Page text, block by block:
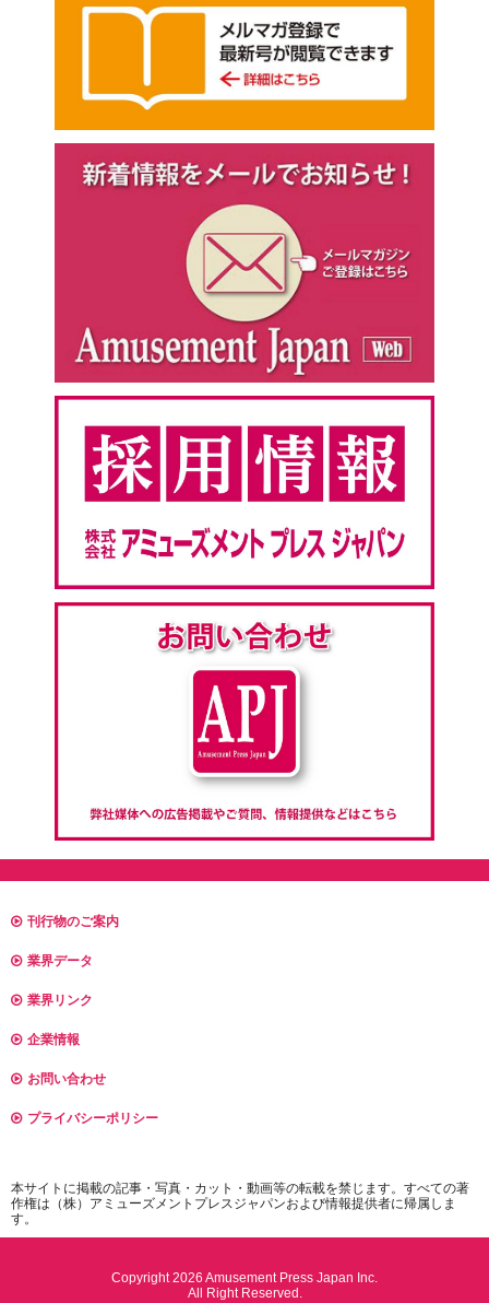
刊行物のご案内
業界データ
業界リンク
企業情報
お問い合わせ
プライバシーポリシー
本サイトに掲載の記事・写真・カット・動画等の転載を禁じます。すべての著
作権は（株）アミューズメントプレスジャパンおよび情報提供者に帰属しま
す。
Copyright 2026 Amusement Press Japan Inc.
All Right Reserved.